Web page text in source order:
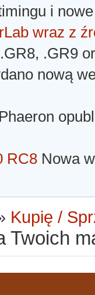
i
wraz z
.GR9
nową
Phaeron
RC8 Nowa
Kupię /
Twoich